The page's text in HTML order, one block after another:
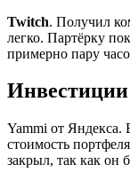
Twitch. Получил
легко. Партёрку
примерно пару
Инвестиции
Yammi от
стоимость
закрыл, так как он